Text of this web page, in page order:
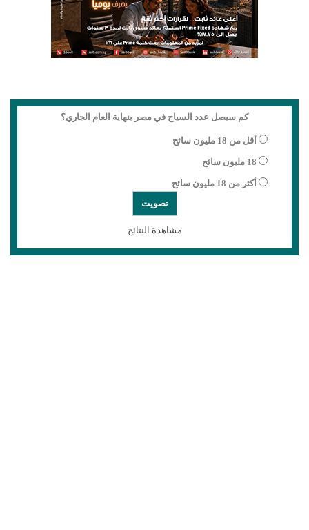
كم سيصل عدد السياح في مصر بنهاية العام الجاري؟
أقل من 18 مليون سائح
18 مليون سائح
أكثر من 18 مليون سائح
مشاهدة النتائج